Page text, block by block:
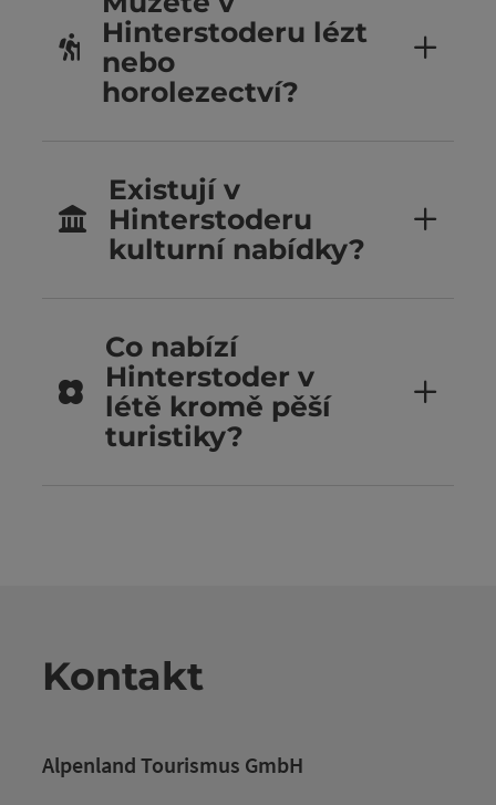
Hinterstoderu lézt
nebo
horolezectví?
Existují v
Hinterstoderu
kulturní nabídky?
Co nabízí
Hinterstoder v
létě kromě pěší
turistiky?
Kontakt
Alpenland Tourismus GmbH